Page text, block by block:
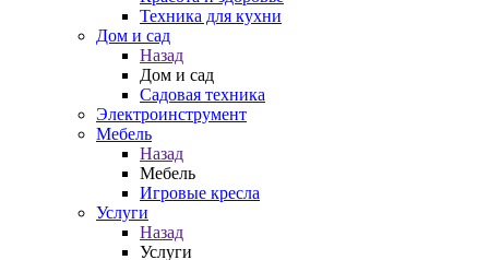
Техника для кухни
Дом и сад
Назад
Дом и сад
Садовая техника
Электроинструмент
Мебель
Назад
Мебель
Игровые кресла
Услуги
Назад
Услуги